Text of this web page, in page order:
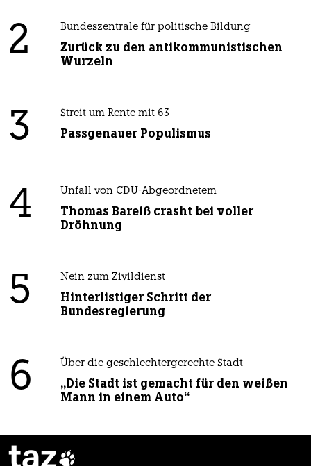
2 Bundeszentrale für politische Bildung
Zurück zu den antikommunistischen
Wurzeln
3 Streit um Rente mit 63
Passgenauer Populismus
4 Unfall von CDU-Abgeordnetem
Thomas Bareiß crasht bei voller
Dröhnung
5 Nein zum Zivildienst
Hinterlistiger Schritt der
Bundesregierung
6 Über die geschlechtergerechte Stadt
„Die Stadt ist gemacht für den weißen
Mann in einem Auto“
taz